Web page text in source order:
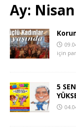
Ay:
için
5